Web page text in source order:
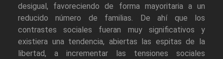
desigual, favoreciendo de forma mayoritaria a un
reducido número de familias. De ahí que los
contrastes sociales fueran muy significativos y
existiera una tendencia, abiertas las espitas de la
libertad, a incrementar las tensiones sociales